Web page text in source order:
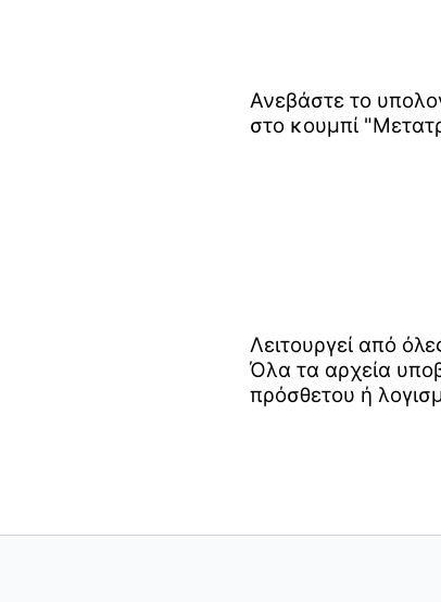
Ανεβάστε το
στο κουμπί
Λειτουργεί από
Όλα τα αρχεία
πρόσθετου ή